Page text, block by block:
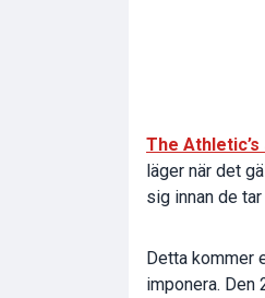
The
läger när det
sig innan de
Detta kommer
imponera.